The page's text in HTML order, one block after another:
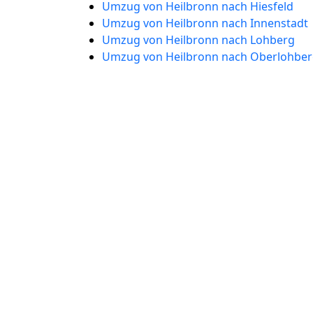
Umzug von Heilbronn nach Hiesfeld
Umzug von Heilbronn nach Innenstadt
Umzug von Heilbronn nach Lohberg
Umzug von Heilbronn nach